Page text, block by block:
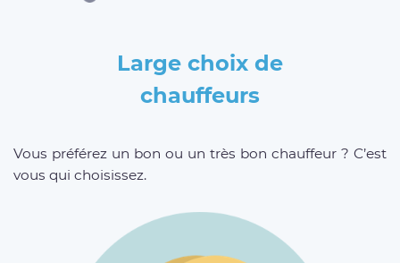
Large choix de
chauffeurs
Vous préférez un bon ou un très bon chauffeur ? C’est
vous qui choisissez.